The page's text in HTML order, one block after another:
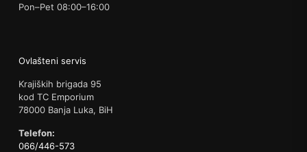
Pon–Pet 08:00–16:00
Ovlašteni servis
Krajiških brigada 95
kod TC Emporium
78000 Banja Luka, BiH
Telefon:
066/446-573